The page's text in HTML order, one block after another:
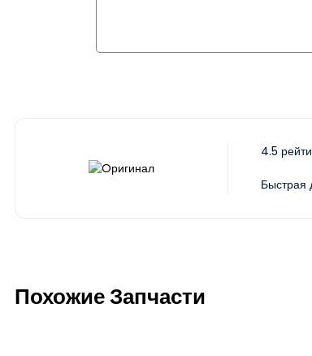
4.5
Быстрая
Похожие Запчасти